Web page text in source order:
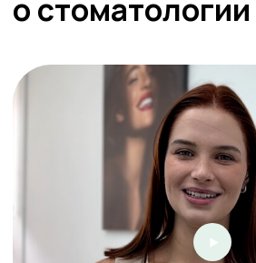
Контакты
Единый номер для записи
Екатерининская, 61
Боровая, 21
+7 (342) 206-60-40